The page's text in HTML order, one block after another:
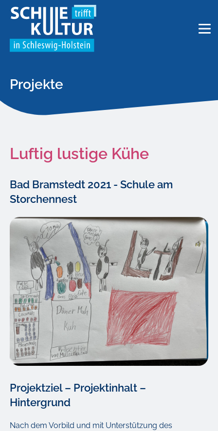
Projekte
Luftig lustige Kühe
Bad Bramstedt 2021 - Schule am
Storchennest
Projektziel – Projektinhalt –
Hintergrund
Nach dem Vorbild und mit Unterstützung des